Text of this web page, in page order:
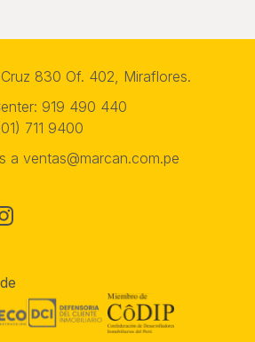
830 Of. 402, Miraflores.
919 490 440
711 9400
a ventas@marcan.com.pe